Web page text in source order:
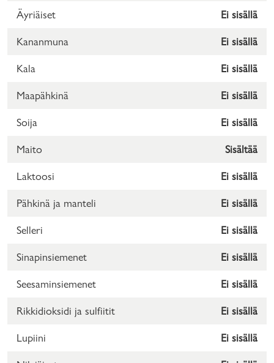
Äyriäiset Ei sisällä
Kananmuna Ei sisällä
Kala Ei sisällä
Maapähkinä Ei sisällä
Soija Ei sisällä
Maito Sisältää
Laktoosi Ei sisällä
Pähkinä ja manteli Ei sisällä
Selleri Ei sisällä
Sinapinsiemenet Ei sisällä
Seesaminsiemenet Ei sisällä
Rikkidioksidi ja sulfiitit Ei sisällä
Lupiini Ei sisällä